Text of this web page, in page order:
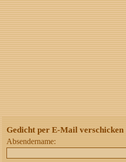
Gedicht per E-Mail verschicken
Absendername: